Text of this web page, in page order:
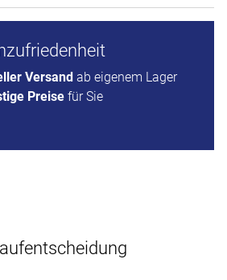
Versand ab eigenem Lager
Preise für Sie